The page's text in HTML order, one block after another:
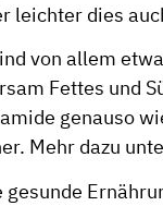
leichter dies
von allem
Fettes und
genauso
Mehr dazu